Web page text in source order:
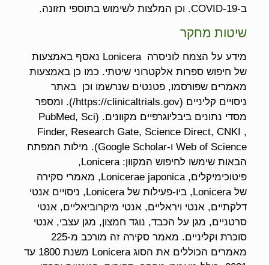
ב-COVID-19. וכן המלצות לשימוש בתוספי תזונה.
שיטות מחקר
מידע על הצמח לוניסרה Lonicera נאסף באמצעות
של חיפוש ספרות אלקטרוני שיטתי. כמו כן באמצעות
מאמרים שפורסמו, פטנטים שנרשמו וכן באתר
ניסויים קליניים (https://clinicaltrials.gov/). ומספר
מסדי נתונים ביבליוגרפיים מקוונים. (PubMed, Sci
Finder, Research Gate, Science Direct, CNKI ,
Web of Science ו-Google Scholar). מילות המפתח
הבאות שימשו לחיפוש המקוון: Lonicera,
פיטוכימיקלים, Lonicerae japonica, מאמרי סקירה
של Lonicera, ביו-פעילות של Lonicera, ניסויים אנטי
דלקתיים, אנטי ויראליים, אנטי מיקרוביאליים, אנטי
סרטניים, מגן על הכבד, נוגד חמצון, מגן עצבי, אנטי
סוכרת וקליניים. מאמר סקירה זה מורכב מ-225
מאמרים הכוללים את הסוג Lonicera משנת 1800 עד